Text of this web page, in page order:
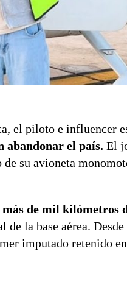
el piloto e influencer
abandonar el país. El
su avioneta
más de mil
la base aérea.
imputado retenido